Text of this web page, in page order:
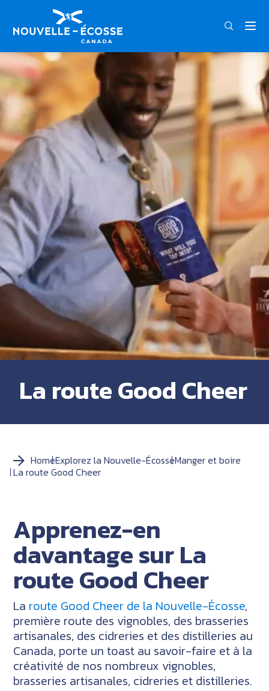
La route Good Cheer
HomeExplorez la Nouvelle-ÉcosseManger et boire
La route Good Cheer
Apprenez-en
davantage sur La
route Good Cheer
La route Good Cheer de la Nouvelle-Écosse,
première route des vignobles, des brasseries
artisanales, des cidreries et des distilleries au
Canada, porte un toast au savoir-faire et à la
créativité de nos nombreux vignobles,
brasseries artisanales, cidreries et distilleries.